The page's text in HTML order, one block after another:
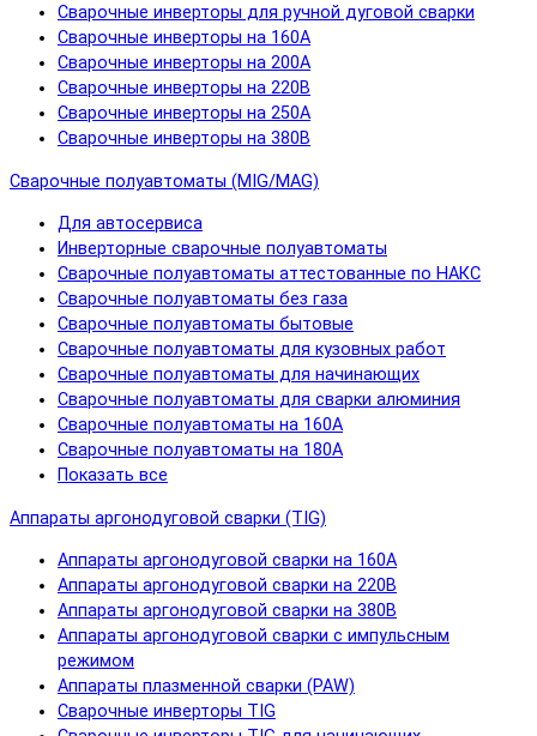
Сварочные инверторы для ручной дуговой сварки
Сварочные инверторы на 160А
Сварочные инверторы на 200А
Сварочные инверторы на 220В
Сварочные инверторы на 250А
Сварочные инверторы на 380В
Сварочные полуавтоматы (MIG/MAG)
Для автосервиса
Инверторные сварочные полуавтоматы
Сварочные полуавтоматы аттестованные по НАКС
Сварочные полуавтоматы без газа
Сварочные полуавтоматы бытовые
Сварочные полуавтоматы для кузовных работ
Сварочные полуавтоматы для начинающих
Сварочные полуавтоматы для сварки алюминия
Сварочные полуавтоматы на 160А
Сварочные полуавтоматы на 180А
Показать все
Аппараты аргонодуговой сварки (TIG)
Аппараты аргонодуговой сварки на 160А
Аппараты аргонодуговой сварки на 220В
Аппараты аргонодуговой сварки на 380В
Аппараты аргонодуговой сварки с импульсным
режимом
Аппараты плазменной сварки (PAW)
Сварочные инверторы TIG